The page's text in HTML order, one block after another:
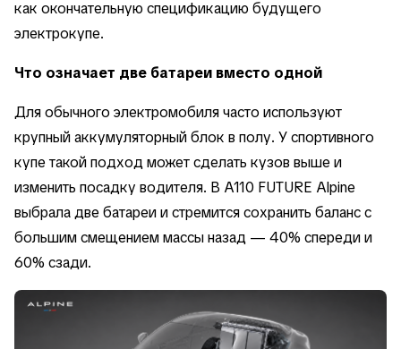
как окончательную спецификацию будущего
электрокупе.
Что означает две батареи вместо одной
Для обычного электромобиля часто используют
крупный аккумуляторный блок в полу. У спортивного
купе такой подход может сделать кузов выше и
изменить посадку водителя. В A110 FUTURE Alpine
выбрала две батареи и стремится сохранить баланс с
большим смещением массы назад — 40% спереди и
60% сзади.